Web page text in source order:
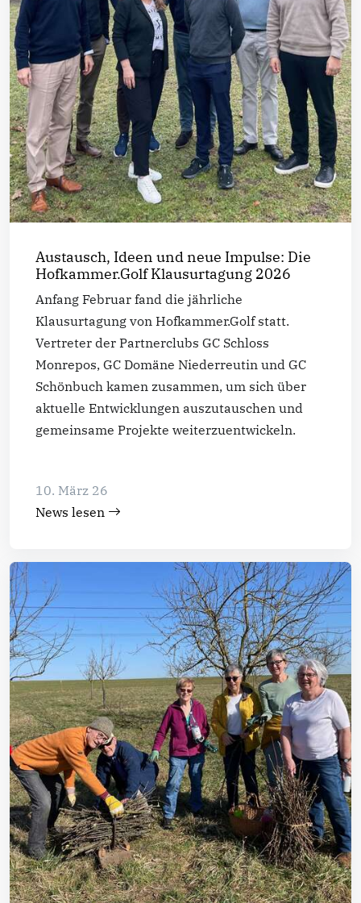
Austausch, Ideen und neue Impulse: Die
Hofkammer.Golf Klausurtagung 2026
Anfang Februar fand die jährliche
Klausurtagung von Hofkammer.Golf statt.
Vertreter der Partnerclubs GC Schloss
Monrepos, GC Domäne Niederreutin und GC
Schönbuch kamen zusammen, um sich über
aktuelle Entwicklungen auszutauschen und
gemeinsame Projekte weiterzuentwickeln.
10. März 26
News lesen